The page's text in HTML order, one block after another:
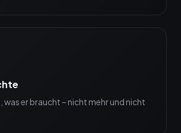
was er braucht – nicht mehr und nicht